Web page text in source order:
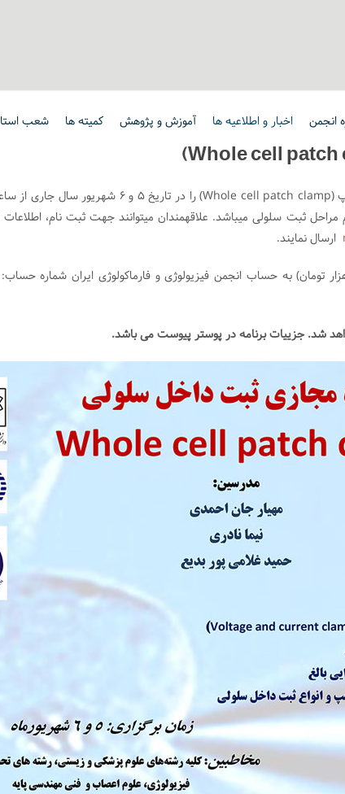
انجمن اخبار و اطلاعیه ها آموزش و پژوهش کمیته ها شعب
مراحل ثبت سلولی می­باشد. علاقه­مندان میتوانند جهت ثبت نام،
ارسال نمایند.
شد. جزییات برنامه در پوستر پیوست می باشد.